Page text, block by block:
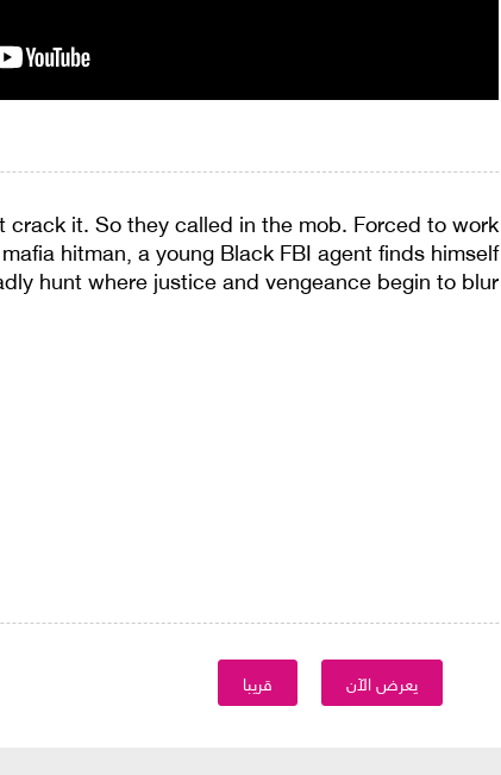
crack it. So they called in the mob. Forced to work
hitman, a young Black FBI agent finds himself
hunt where justice and vengeance begin to blur.
يعرض الآن قريبا